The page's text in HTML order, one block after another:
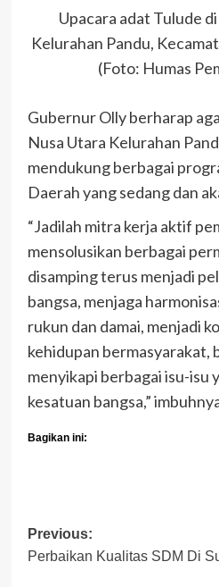
Upacara adat Tulude
Kelurahan Pandu,
(Foto: Humas
Gubernur Olly berharap
Nusa Utara Kelurahan
mendukung berbagai
Daerah yang sedang dan
“Jadilah mitra kerja aktif
mensolusikan berbagai
disamping terus menjadi
bangsa, menjaga
rukun dan damai, menjadi
kehidupan bermasyarakat,
menyikapi berbagai isu-isu
kesatuan bangsa,”
Bagikan ini:
Post
navigation
Previous:
Perbaikan Kualitas SDM Di